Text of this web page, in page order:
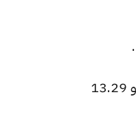
البنك العربي الأفريقي الدولي: سعر الشراء لعملة الدرهم الإماراتي هو 13.20 جنيها، وسعر البيع هو 13.29